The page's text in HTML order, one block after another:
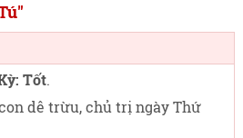
Tốt.
dê trừu, chủ trị ngày Thứ